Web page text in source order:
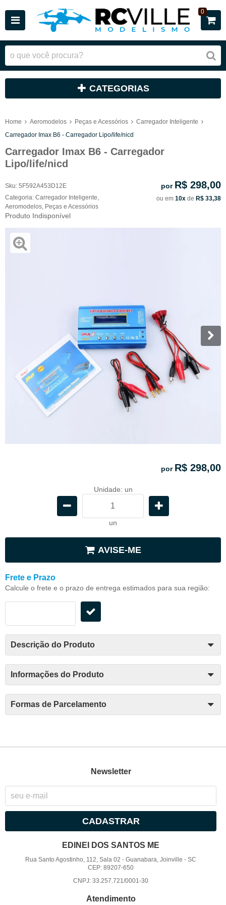
0
CATEGORIAS
Home Aeromodelos Peças e Acessórios
Carregador Inteligente
Carregador Imax B6 - Carregador Lipo/life/nicd
Carregador Imax B6 - Carregador
Lipo/life/nicd
Sku: 5F592A453D12E
Categoria: Carregador Inteligente
Aeromodelos Peças e Acessórios
Produto Indisponível
por R$ 298,00
ou em 10x de R$ 33,38
por R$ 298,00
Unidade: un
un
AVISE-ME
Frete e Prazo
Calcule o frete e o prazo de entrega estimados para sua região:
Descrição do Produto
Informações do Produto
Formas de Parcelamento
Newsletter
CADASTRAR
EDINEI DOS SANTOS ME
Rua Santo Agostinho, 112, Sala 02 -Guanabara, Joinville -SC
CEP: 89207-650
CNPJ: 33.257.721/0001-30
Atendimento